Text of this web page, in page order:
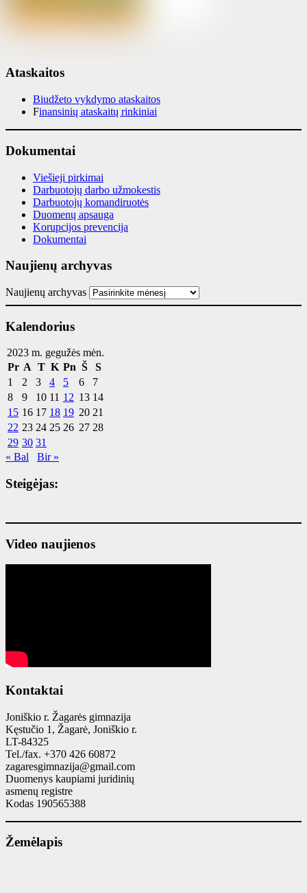
Ataskaitos
Biudžeto vykdymo ataskaitos
Finansinių ataskaitų rinkiniai
Dokumentai
Viešieji pirkimai
Darbuotojų darbo užmokestis
Darbuotojų komandiruotės
Duomenų apsauga
Korupcijos prevencija
Dokumentai
Naujienų archyvas
Naujienų archyvas
Kalendorius
2023 m. gegužės mėn.
Pr A T K Pn Š
S
1
2 3 4 5 6
7
8
9 10 11 12 13 14
15 16 17 18 19 20 21
22 23 24 25 26 27 28
29 30 31
« Bal
Bir »
Steigėjas:
Video naujienos
Kontaktai
Joniškio r. Žagarės gimnazija
Kęstučio 1, Žagarė, Joniškio r.
LT-84325
Tel./fax. +370 426 60872
zagaresgimnazija@gmail.com
Duomenys kaupiami juridinių
asmenų registre
Kodas 190565388
Žemėlapis